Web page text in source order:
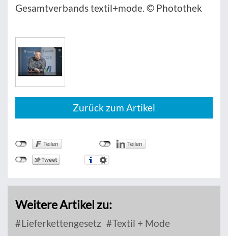
Gesamtverbands textil+mode. © Photothek
Zurück zum Artikel
Weitere Artikel zu:
Lieferkettengesetz Textil + Mode